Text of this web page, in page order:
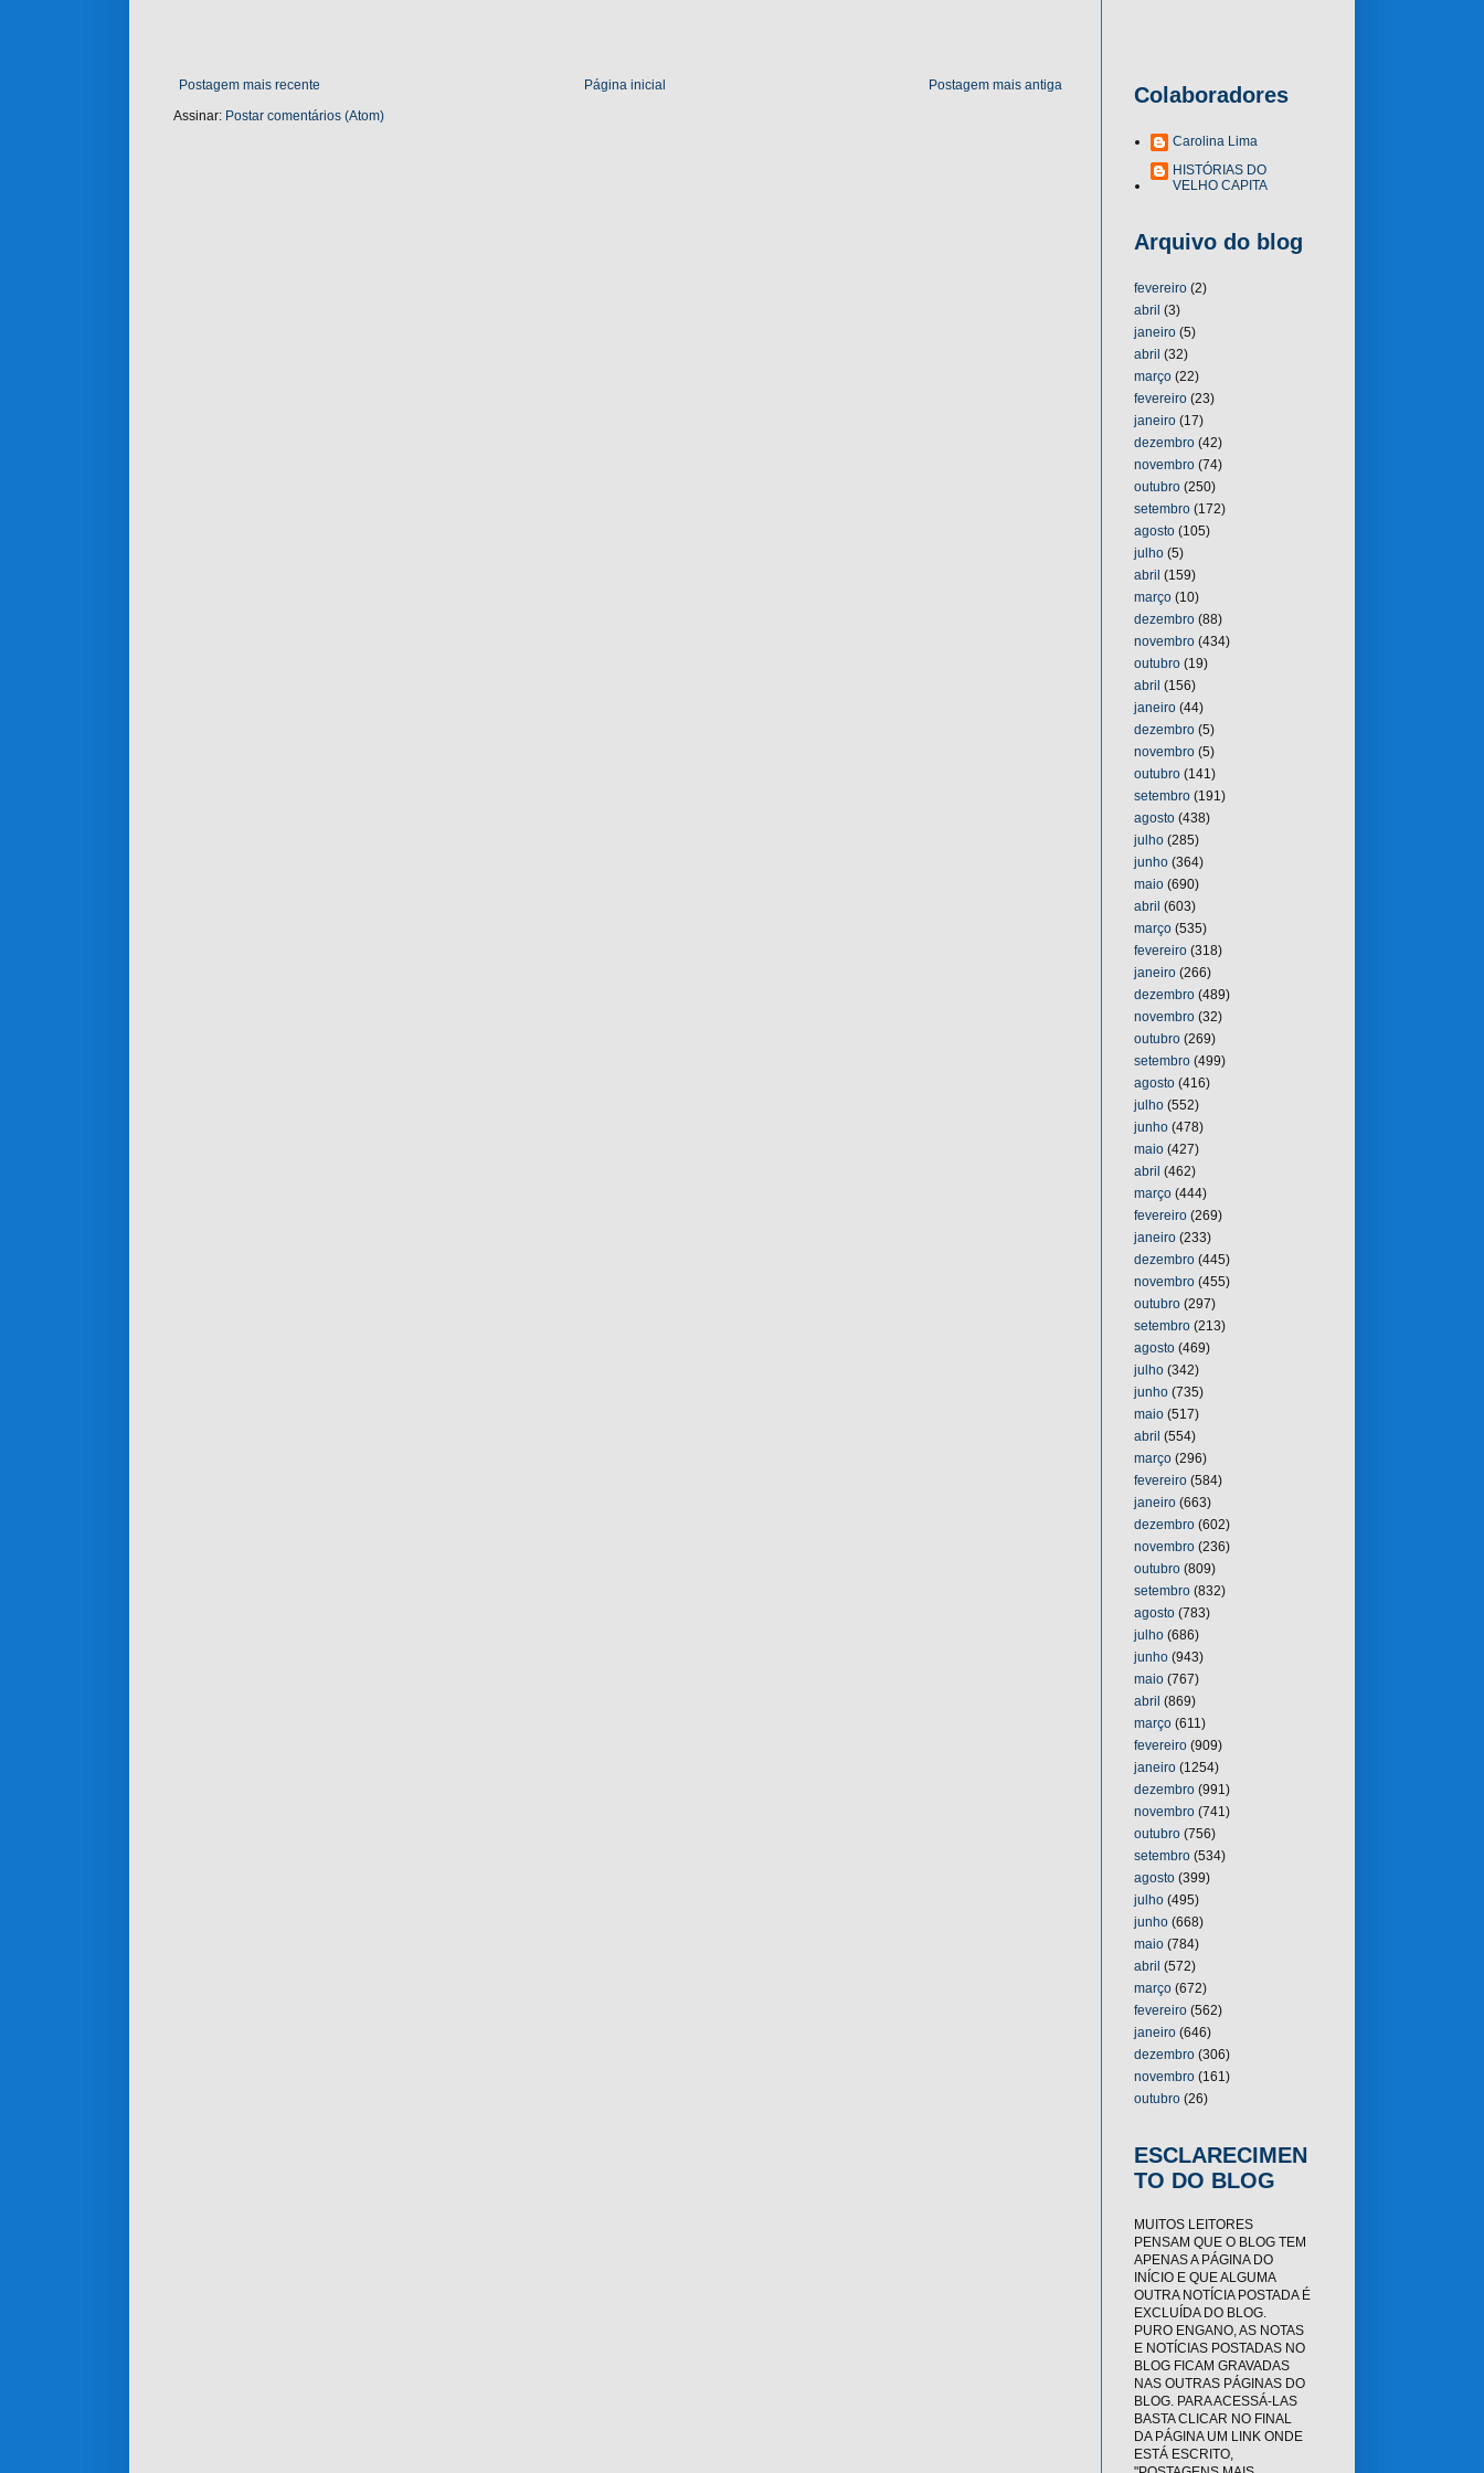
Postagem mais recente Postagem mais antiga
Página inicial
Assinar: Postar comentários (Atom)
Colaboradores
Carolina Lima
HISTÓRIAS DO
VELHO CAPITA
Arquivo do blog
fevereiro (2)
abril (3)
janeiro (5)
abril (32)
março (22)
fevereiro (23)
janeiro (17)
dezembro (42)
novembro (74)
outubro (250)
setembro (172)
agosto (105)
julho (5)
abril (159)
março (10)
dezembro (88)
novembro (434)
outubro (19)
abril (156)
janeiro (44)
dezembro (5)
novembro (5)
outubro (141)
setembro (191)
agosto (438)
julho (285)
junho (364)
maio (690)
abril (603)
março (535)
fevereiro (318)
janeiro (266)
dezembro (489)
novembro (32)
outubro (269)
setembro (499)
agosto (416)
julho (552)
junho (478)
maio (427)
abril (462)
março (444)
fevereiro (269)
janeiro (233)
dezembro (445)
novembro (455)
outubro (297)
setembro (213)
agosto (469)
julho (342)
junho (735)
maio (517)
abril (554)
março (296)
fevereiro (584)
janeiro (663)
dezembro (602)
novembro (236)
outubro (809)
setembro (832)
agosto (783)
julho (686)
junho (943)
maio (767)
abril (869)
março (611)
fevereiro (909)
janeiro (1254)
dezembro (991)
novembro (741)
outubro (756)
setembro (534)
agosto (399)
julho (495)
junho (668)
maio (784)
abril (572)
março (672)
fevereiro (562)
janeiro (646)
dezembro (306)
novembro (161)
outubro (26)
ESCLARECIMEN
TO DO BLOG
MUITOS LEITORES
PENSAM QUE O BLOG TEM
APENAS A PÁGINA DO
INÍCIO E QUE ALGUMA
OUTRA NOTÍCIA POSTADA É
EXCLUÍDA DO BLOG.
PURO ENGANO, AS NOTAS
E NOTÍCIAS POSTADAS NO
BLOG FICAM GRAVADAS
NAS OUTRAS PÁGINAS DO
BLOG. PARA ACESSÁ-LAS
BASTA CLICAR NO FINAL
DA PÁGINA UM LINK ONDE
ESTÁ ESCRITO,